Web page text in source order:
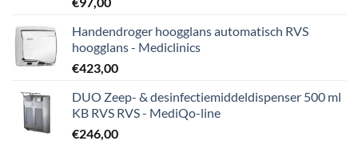
Handendroger hoogglans automatisch RVS
hoogglans - Mediclinics
€423,00
DUO Zeep- & desinfectiemiddeldispenser 500 ml
KB RVS RVS - MediQo-line
€246,00